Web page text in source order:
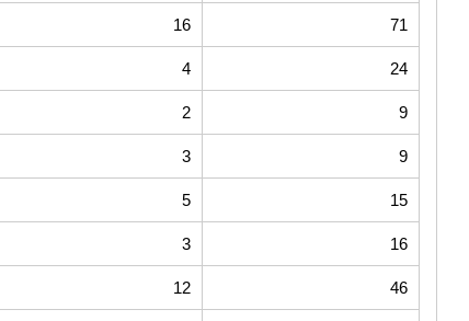
16 71
4 24
2 9
3 9
5 15
3 16
12 46